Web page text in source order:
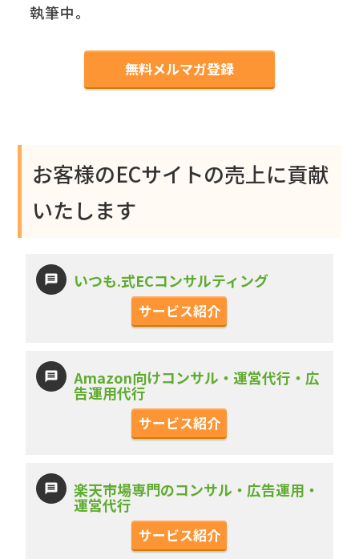
執筆中。
無料メルマガ登録
お客様のECサイトの売上に貢献
いたします
いつも.式ECコンサルティング
サービス紹介
Amazon向けコンサル・運営代行・広
告運用代行
サービス紹介
楽天市場専門のコンサル・広告運用・
運営代行
サービス紹介